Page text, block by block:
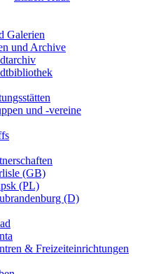
Galerien
und Archive
und -vereine
(GB)
(PL)
(D)
& Freizeiteinrichtungen